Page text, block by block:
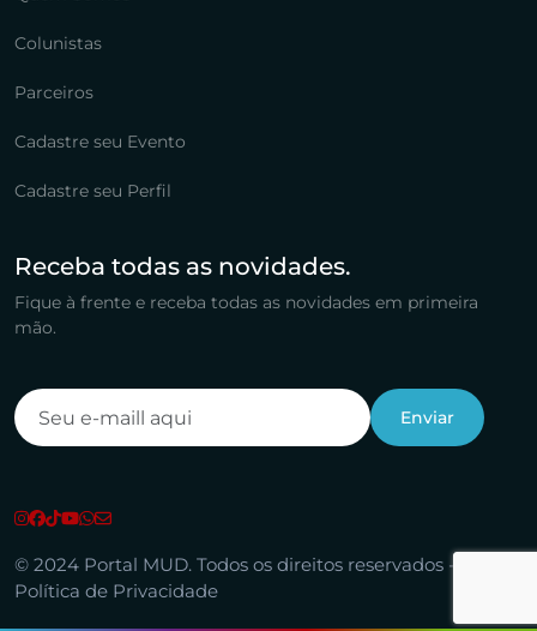
Colunistas
Parceiros
Cadastre seu Evento
Cadastre seu Perfil
Receba todas as novidades.
Fique à frente e receba todas as novidades em primeira
mão.
© 2024 Portal MUD. Todos os direitos reservados -
Política de Privacidade